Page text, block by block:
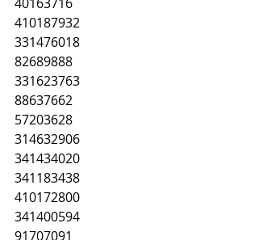
410187932
331476018
82689888
331623763
88637662
57203628
314632906
341434020
341183438
410172800
341400594
91707091